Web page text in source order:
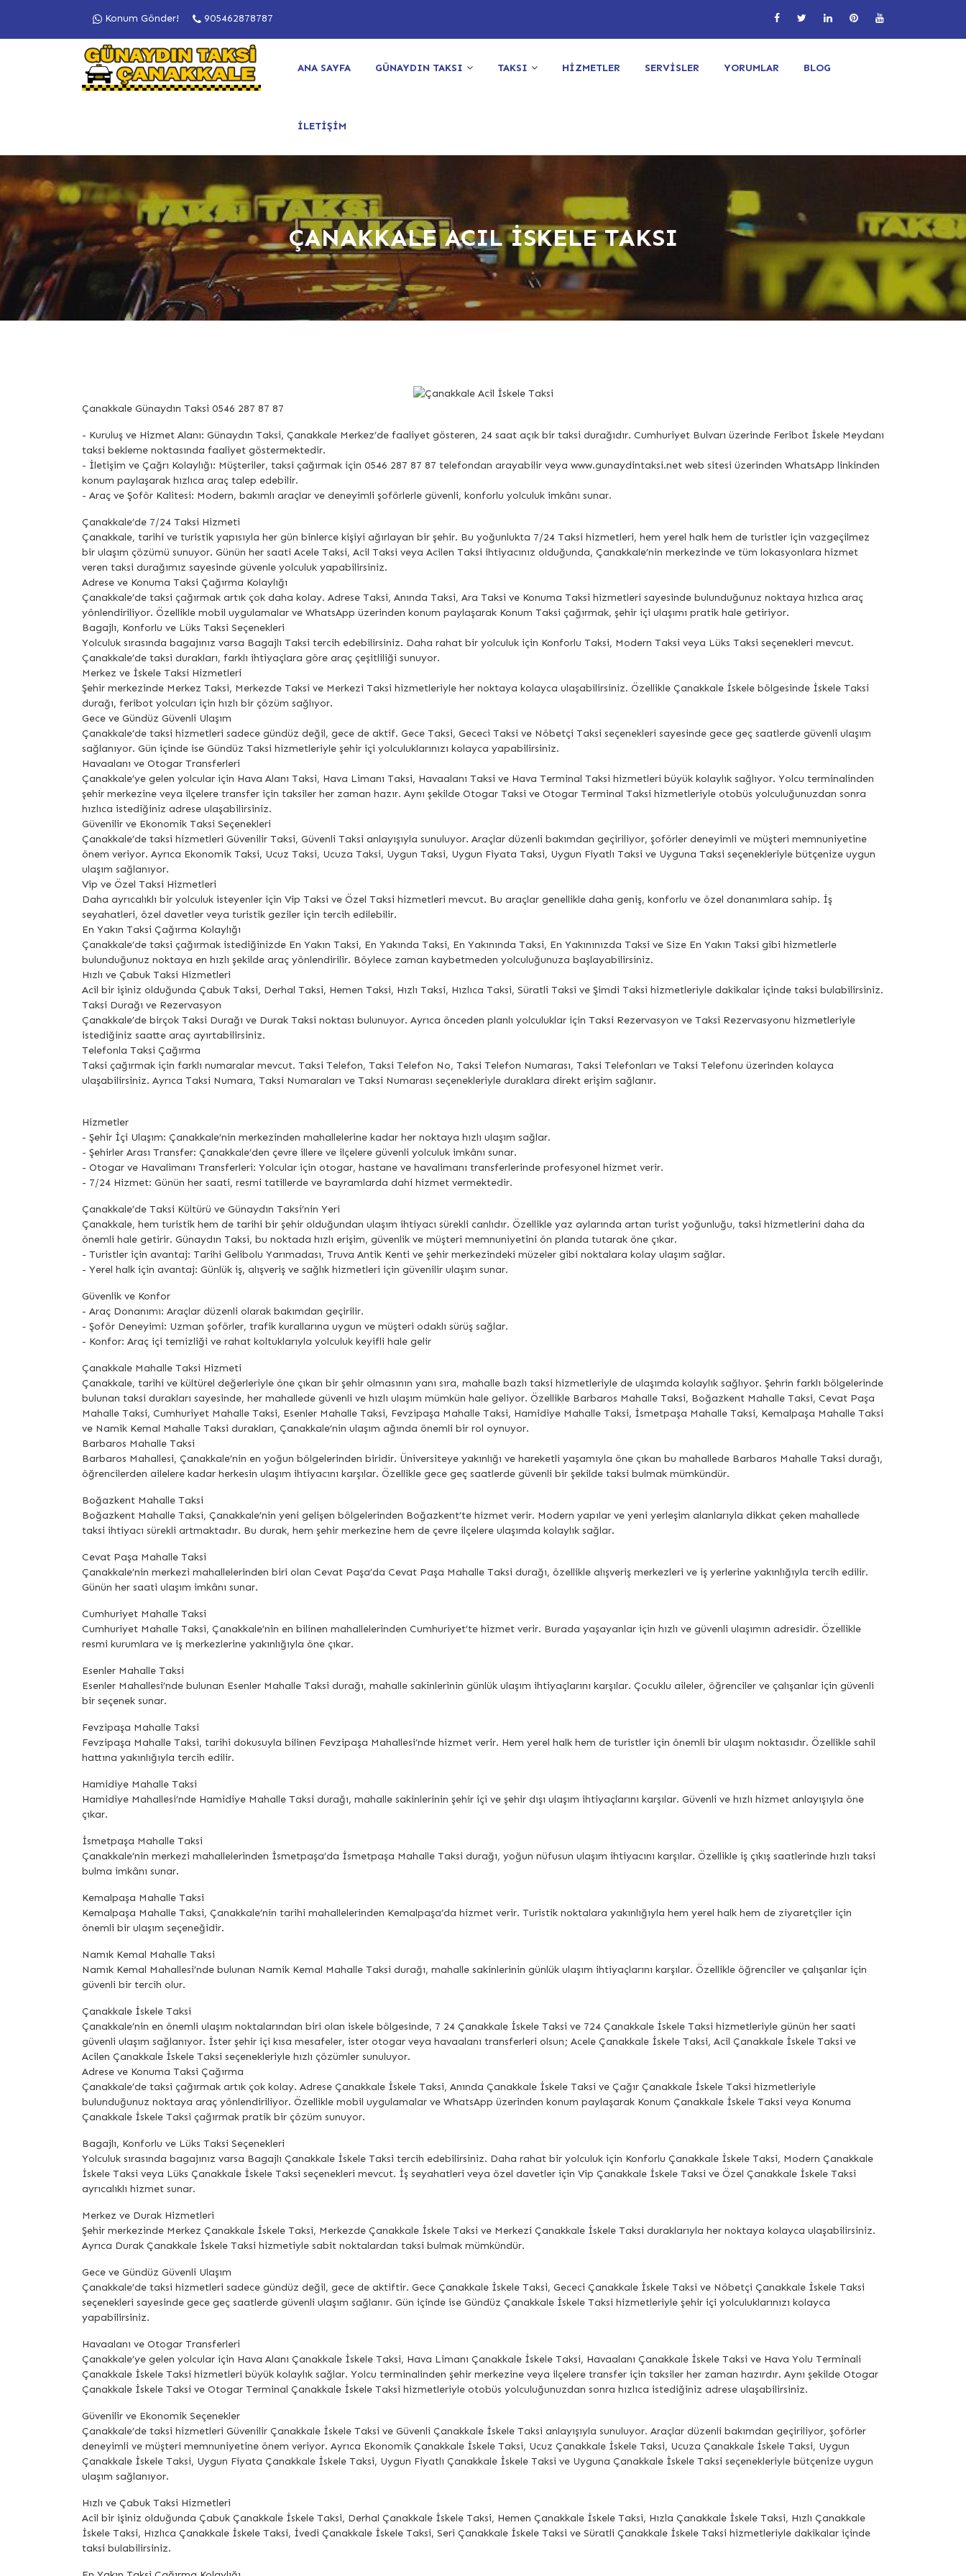
Konum Gönder! 905462878787
ANA SAYFA GÜNAYDIN TAKSI TAKSI HİZMETLER SERVİSLER YORUMLAR BLOG
İLETİŞİM
ÇANAKKALE ACIL İSKELE TAKSI
Çanakkale Günaydın Taksi 0546 287 87 87
- Kuruluş ve Hizmet Alanı: Günaydın Taksi, Çanakkale Merkez’de faaliyet gösteren, 24 saat açık bir taksi durağıdır. Cumhuriyet Bulvarı üzerinde Feribot İskele Meydanı
taksi bekleme noktasında faaliyet göstermektedir.
- İletişim ve Çağrı Kolaylığı: Müşteriler, taksi çağırmak için 0546 287 87 87 telefondan arayabilir veya www.gunaydintaksi.net web sitesi üzerinden WhatsApp linkinden
konum paylaşarak hızlıca araç talep edebilir.
- Araç ve Şoför Kalitesi: Modern, bakımlı araçlar ve deneyimli şoförlerle güvenli, konforlu yolculuk imkânı sunar.
Çanakkale’de 7/24 Taksi Hizmeti
Çanakkale, tarihi ve turistik yapısıyla her gün binlerce kişiyi ağırlayan bir şehir. Bu yoğunlukta 7/24 Taksi hizmetleri, hem yerel halk hem de turistler için vazgeçilmez
bir ulaşım çözümü sunuyor. Günün her saati Acele Taksi, Acil Taksi veya Acilen Taksi ihtiyacınız olduğunda, Çanakkale’nin merkezinde ve tüm lokasyonlara hizmet
veren taksi durağımız sayesinde güvenle yolculuk yapabilirsiniz.
Adrese ve Konuma Taksi Çağırma Kolaylığı
Çanakkale’de taksi çağırmak artık çok daha kolay. Adrese Taksi, Anında Taksi, Ara Taksi ve Konuma Taksi hizmetleri sayesinde bulunduğunuz noktaya hızlıca araç
yönlendiriliyor. Özellikle mobil uygulamalar ve WhatsApp üzerinden konum paylaşarak Konum Taksi çağırmak, şehir içi ulaşımı pratik hale getiriyor.
Bagajlı, Konforlu ve Lüks Taksi Seçenekleri
Yolculuk sırasında bagajınız varsa Bagajlı Taksi tercih edebilirsiniz. Daha rahat bir yolculuk için Konforlu Taksi, Modern Taksi veya Lüks Taksi seçenekleri mevcut.
Çanakkale’de taksi durakları, farklı ihtiyaçlara göre araç çeşitliliği sunuyor.
Merkez ve İskele Taksi Hizmetleri
Şehir merkezinde Merkez Taksi, Merkezde Taksi ve Merkezi Taksi hizmetleriyle her noktaya kolayca ulaşabilirsiniz. Özellikle Çanakkale İskele bölgesinde İskele Taksi
durağı, feribot yolcuları için hızlı bir çözüm sağlıyor.
Gece ve Gündüz Güvenli Ulaşım
Çanakkale’de taksi hizmetleri sadece gündüz değil, gece de aktif. Gece Taksi, Gececi Taksi ve Nöbetçi Taksi seçenekleri sayesinde gece geç saatlerde güvenli ulaşım
sağlanıyor. Gün içinde ise Gündüz Taksi hizmetleriyle şehir içi yolculuklarınızı kolayca yapabilirsiniz.
Havaalanı ve Otogar Transferleri
Çanakkale’ye gelen yolcular için Hava Alanı Taksi, Hava Limanı Taksi, Havaalanı Taksi ve Hava Terminal Taksi hizmetleri büyük kolaylık sağlıyor. Yolcu terminalinden
şehir merkezine veya ilçelere transfer için taksiler her zaman hazır. Aynı şekilde Otogar Taksi ve Otogar Terminal Taksi hizmetleriyle otobüs yolculuğunuzdan sonra
hızlıca istediğiniz adrese ulaşabilirsiniz.
Güvenilir ve Ekonomik Taksi Seçenekleri
Çanakkale’de taksi hizmetleri Güvenilir Taksi, Güvenli Taksi anlayışıyla sunuluyor. Araçlar düzenli bakımdan geçiriliyor, şoförler deneyimli ve müşteri memnuniyetine
önem veriyor. Ayrıca Ekonomik Taksi, Ucuz Taksi, Ucuza Taksi, Uygun Taksi, Uygun Fiyata Taksi, Uygun Fiyatlı Taksi ve Uyguna Taksi seçenekleriyle bütçenize uygun
ulaşım sağlanıyor.
Vip ve Özel Taksi Hizmetleri
Daha ayrıcalıklı bir yolculuk isteyenler için Vip Taksi ve Özel Taksi hizmetleri mevcut. Bu araçlar genellikle daha geniş, konforlu ve özel donanımlara sahip. İş
seyahatleri, özel davetler veya turistik geziler için tercih edilebilir.
En Yakın Taksi Çağırma Kolaylığı
Çanakkale’de taksi çağırmak istediğinizde En Yakın Taksi, En Yakında Taksi, En Yakınında Taksi, En Yakınınızda Taksi ve Size En Yakın Taksi gibi hizmetlerle
bulunduğunuz noktaya en hızlı şekilde araç yönlendirilir. Böylece zaman kaybetmeden yolculuğunuza başlayabilirsiniz.
Hızlı ve Çabuk Taksi Hizmetleri
Acil bir işiniz olduğunda Çabuk Taksi, Derhal Taksi, Hemen Taksi, Hızlı Taksi, Hızlıca Taksi, Süratli Taksi ve Şimdi Taksi hizmetleriyle dakikalar içinde taksi bulabilirsiniz.
Taksi Durağı ve Rezervasyon
Çanakkale’de birçok Taksi Durağı ve Durak Taksi noktası bulunuyor. Ayrıca önceden planlı yolculuklar için Taksi Rezervasyon ve Taksi Rezervasyonu hizmetleriyle
istediğiniz saatte araç ayırtabilirsiniz.
Telefonla Taksi Çağırma
Taksi çağırmak için farklı numaralar mevcut. Taksi Telefon, Taksi Telefon No, Taksi Telefon Numarası, Taksi Telefonları ve Taksi Telefonu üzerinden kolayca
ulaşabilirsiniz. Ayrıca Taksi Numara, Taksi Numaraları ve Taksi Numarası seçenekleriyle duraklara direkt erişim sağlanır.
Hizmetler
- Şehir İçi Ulaşım: Çanakkale’nin merkezinden mahallelerine kadar her noktaya hızlı ulaşım sağlar.
- Şehirler Arası Transfer: Çanakkale’den çevre illere ve ilçelere güvenli yolculuk imkânı sunar.
- Otogar ve Havalimanı Transferleri: Yolcular için otogar, hastane ve havalimanı transferlerinde profesyonel hizmet verir.
- 7/24 Hizmet: Günün her saati, resmi tatillerde ve bayramlarda dahi hizmet vermektedir.
Çanakkale’de Taksi Kültürü ve Günaydın Taksi’nin Yeri
Çanakkale, hem turistik hem de tarihi bir şehir olduğundan ulaşım ihtiyacı sürekli canlıdır. Özellikle yaz aylarında artan turist yoğunluğu, taksi hizmetlerini daha da
önemli hale getirir. Günaydın Taksi, bu noktada hızlı erişim, güvenlik ve müşteri memnuniyetini ön planda tutarak öne çıkar.
- Turistler için avantaj: Tarihi Gelibolu Yarımadası, Truva Antik Kenti ve şehir merkezindeki müzeler gibi noktalara kolay ulaşım sağlar.
- Yerel halk için avantaj: Günlük iş, alışveriş ve sağlık hizmetleri için güvenilir ulaşım sunar.
Güvenlik ve Konfor
- Araç Donanımı: Araçlar düzenli olarak bakımdan geçirilir.
- Şoför Deneyimi: Uzman şoförler, trafik kurallarına uygun ve müşteri odaklı sürüş sağlar.
- Konfor: Araç içi temizliği ve rahat koltuklarıyla yolculuk keyifli hale gelir
Çanakkale Mahalle Taksi Hizmeti
Çanakkale, tarihi ve kültürel değerleriyle öne çıkan bir şehir olmasının yanı sıra, mahalle bazlı taksi hizmetleriyle de ulaşımda kolaylık sağlıyor. Şehrin farklı bölgelerinde
bulunan taksi durakları sayesinde, her mahallede güvenli ve hızlı ulaşım mümkün hale geliyor. Özellikle Barbaros Mahalle Taksi, Boğazkent Mahalle Taksi, Cevat Paşa
Mahalle Taksi, Cumhuriyet Mahalle Taksi, Esenler Mahalle Taksi, Fevzipaşa Mahalle Taksi, Hamidiye Mahalle Taksi, İsmetpaşa Mahalle Taksi, Kemalpaşa Mahalle Taksi
ve Namik Kemal Mahalle Taksi durakları, Çanakkale’nin ulaşım ağında önemli bir rol oynuyor.
Barbaros Mahalle Taksi
Barbaros Mahallesi, Çanakkale’nin en yoğun bölgelerinden biridir. Üniversiteye yakınlığı ve hareketli yaşamıyla öne çıkan bu mahallede Barbaros Mahalle Taksi durağı,
öğrencilerden ailelere kadar herkesin ulaşım ihtiyacını karşılar. Özellikle gece geç saatlerde güvenli bir şekilde taksi bulmak mümkündür.
Boğazkent Mahalle Taksi
Boğazkent Mahalle Taksi, Çanakkale’nin yeni gelişen bölgelerinden Boğazkent’te hizmet verir. Modern yapılar ve yeni yerleşim alanlarıyla dikkat çeken mahallede
taksi ihtiyacı sürekli artmaktadır. Bu durak, hem şehir merkezine hem de çevre ilçelere ulaşımda kolaylık sağlar.
Cevat Paşa Mahalle Taksi
Çanakkale’nin merkezi mahallelerinden biri olan Cevat Paşa’da Cevat Paşa Mahalle Taksi durağı, özellikle alışveriş merkezleri ve iş yerlerine yakınlığıyla tercih edilir.
Günün her saati ulaşım imkânı sunar.
Cumhuriyet Mahalle Taksi
Cumhuriyet Mahalle Taksi, Çanakkale’nin en bilinen mahallelerinden Cumhuriyet’te hizmet verir. Burada yaşayanlar için hızlı ve güvenli ulaşımın adresidir. Özellikle
resmi kurumlara ve iş merkezlerine yakınlığıyla öne çıkar.
Esenler Mahalle Taksi
Esenler Mahallesi’nde bulunan Esenler Mahalle Taksi durağı, mahalle sakinlerinin günlük ulaşım ihtiyaçlarını karşılar. Çocuklu aileler, öğrenciler ve çalışanlar için güvenli
bir seçenek sunar.
Fevzipaşa Mahalle Taksi
Fevzipaşa Mahalle Taksi, tarihi dokusuyla bilinen Fevzipaşa Mahallesi’nde hizmet verir. Hem yerel halk hem de turistler için önemli bir ulaşım noktasıdır. Özellikle sahil
hattına yakınlığıyla tercih edilir.
Hamidiye Mahalle Taksi
Hamidiye Mahallesi’nde Hamidiye Mahalle Taksi durağı, mahalle sakinlerinin şehir içi ve şehir dışı ulaşım ihtiyaçlarını karşılar. Güvenli ve hızlı hizmet anlayışıyla öne
çıkar.
İsmetpaşa Mahalle Taksi
Çanakkale’nin merkezi mahallelerinden İsmetpaşa’da İsmetpaşa Mahalle Taksi durağı, yoğun nüfusun ulaşım ihtiyacını karşılar. Özellikle iş çıkış saatlerinde hızlı taksi
bulma imkânı sunar.
Kemalpaşa Mahalle Taksi
Kemalpaşa Mahalle Taksi, Çanakkale’nin tarihi mahallelerinden Kemalpaşa’da hizmet verir. Turistik noktalara yakınlığıyla hem yerel halk hem de ziyaretçiler için
önemli bir ulaşım seçeneğidir.
Namık Kemal Mahalle Taksi
Namık Kemal Mahallesi’nde bulunan Namik Kemal Mahalle Taksi durağı, mahalle sakinlerinin günlük ulaşım ihtiyaçlarını karşılar. Özellikle öğrenciler ve çalışanlar için
güvenli bir tercih olur.
Çanakkale İskele Taksi
Çanakkale’nin en önemli ulaşım noktalarından biri olan iskele bölgesinde, 7 24 Çanakkale İskele Taksi ve 724 Çanakkale İskele Taksi hizmetleriyle günün her saati
güvenli ulaşım sağlanıyor. İster şehir içi kısa mesafeler, ister otogar veya havaalanı transferleri olsun; Acele Çanakkale İskele Taksi, Acil Çanakkale İskele Taksi ve
Acilen Çanakkale İskele Taksi seçenekleriyle hızlı çözümler sunuluyor.
Adrese ve Konuma Taksi Çağırma
Çanakkale’de taksi çağırmak artık çok kolay. Adrese Çanakkale İskele Taksi, Anında Çanakkale İskele Taksi ve Çağır Çanakkale İskele Taksi hizmetleriyle
bulunduğunuz noktaya araç yönlendiriliyor. Özellikle mobil uygulamalar ve WhatsApp üzerinden konum paylaşarak Konum Çanakkale İskele Taksi veya Konuma
Çanakkale İskele Taksi çağırmak pratik bir çözüm sunuyor.
Bagajlı, Konforlu ve Lüks Taksi Seçenekleri
Yolculuk sırasında bagajınız varsa Bagajlı Çanakkale İskele Taksi tercih edebilirsiniz. Daha rahat bir yolculuk için Konforlu Çanakkale İskele Taksi, Modern Çanakkale
İskele Taksi veya Lüks Çanakkale İskele Taksi seçenekleri mevcut. İş seyahatleri veya özel davetler için Vip Çanakkale İskele Taksi ve Özel Çanakkale İskele Taksi
ayrıcalıklı hizmet sunar.
Merkez ve Durak Hizmetleri
Şehir merkezinde Merkez Çanakkale İskele Taksi, Merkezde Çanakkale İskele Taksi ve Merkezi Çanakkale İskele Taksi duraklarıyla her noktaya kolayca ulaşabilirsiniz.
Ayrıca Durak Çanakkale İskele Taksi hizmetiyle sabit noktalardan taksi bulmak mümkündür.
Gece ve Gündüz Güvenli Ulaşım
Çanakkale’de taksi hizmetleri sadece gündüz değil, gece de aktiftir. Gece Çanakkale İskele Taksi, Gececi Çanakkale İskele Taksi ve Nöbetçi Çanakkale İskele Taksi
seçenekleri sayesinde gece geç saatlerde güvenli ulaşım sağlanır. Gün içinde ise Gündüz Çanakkale İskele Taksi hizmetleriyle şehir içi yolculuklarınızı kolayca
yapabilirsiniz.
Havaalanı ve Otogar Transferleri
Çanakkale’ye gelen yolcular için Hava Alanı Çanakkale İskele Taksi, Hava Limanı Çanakkale İskele Taksi, Havaalanı Çanakkale İskele Taksi ve Hava Yolu Terminali
Çanakkale İskele Taksi hizmetleri büyük kolaylık sağlar. Yolcu terminalinden şehir merkezine veya ilçelere transfer için taksiler her zaman hazırdır. Aynı şekilde Otogar
Çanakkale İskele Taksi ve Otogar Terminal Çanakkale İskele Taksi hizmetleriyle otobüs yolculuğunuzdan sonra hızlıca istediğiniz adrese ulaşabilirsiniz.
Güvenilir ve Ekonomik Seçenekler
Çanakkale’de taksi hizmetleri Güvenilir Çanakkale İskele Taksi ve Güvenli Çanakkale İskele Taksi anlayışıyla sunuluyor. Araçlar düzenli bakımdan geçiriliyor, şoförler
deneyimli ve müşteri memnuniyetine önem veriyor. Ayrıca Ekonomik Çanakkale İskele Taksi, Ucuz Çanakkale İskele Taksi, Ucuza Çanakkale İskele Taksi, Uygun
Çanakkale İskele Taksi, Uygun Fiyata Çanakkale İskele Taksi, Uygun Fiyatlı Çanakkale İskele Taksi ve Uyguna Çanakkale İskele Taksi seçenekleriyle bütçenize uygun
ulaşım sağlanıyor.
Hızlı ve Çabuk Taksi Hizmetleri
Acil bir işiniz olduğunda Çabuk Çanakkale İskele Taksi, Derhal Çanakkale İskele Taksi, Hemen Çanakkale İskele Taksi, Hızla Çanakkale İskele Taksi, Hızlı Çanakkale
İskele Taksi, Hızlıca Çanakkale İskele Taksi, İvedi Çanakkale İskele Taksi, Seri Çanakkale İskele Taksi ve Süratli Çanakkale İskele Taksi hizmetleriyle dakikalar içinde
taksi bulabilirsiniz.